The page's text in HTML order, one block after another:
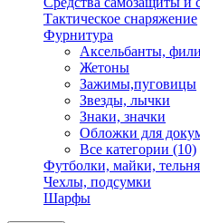
Тактическое снаряжение
Фурнитура
Аксельбанты,
Жетоны
Зажимы,пуговицы
Звезды, лычки
Знаки, значки
Обложки для
Все категории (10)
Футболки, майки,
Чехлы, подсумки
Шарфы